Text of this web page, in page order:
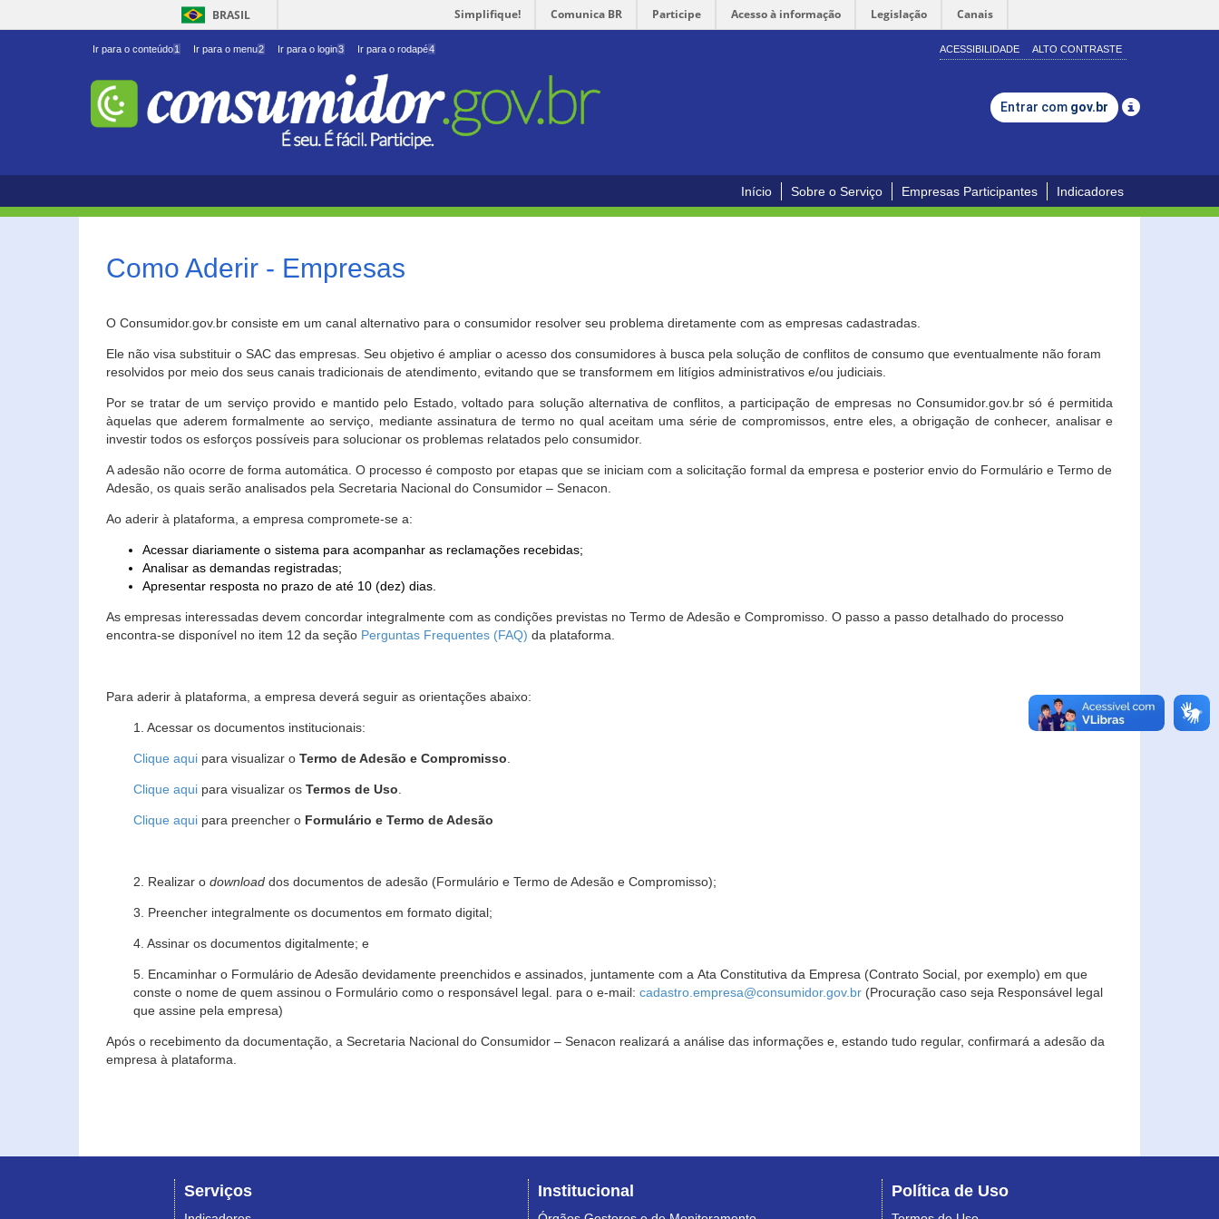
BRASIL Simplifique! Comunica BR Participe Acesso à informação Legislação Canais
Ir para o conteúdo1 Ir para o menu2 Ir para o login3 Ir para o rodapé4 ACESSIBILIDADE ALTO CONTRASTE
Entrar com gov.br
Início Sobre o Serviço Empresas Participantes Indicadores
Como Aderir - Empresas
O Consumidor.gov.br consiste em um canal alternativo para o consumidor resolver seu problema diretamente com as empresas cadastradas.
Ele não visa substituir o SAC das empresas. Seu objetivo é ampliar o acesso dos consumidores à busca pela solução de conflitos de consumo que eventualmente não foram
resolvidos por meio dos seus canais tradicionais de atendimento, evitando que se transformem em litígios administrativos e/ou judiciais.
Por se tratar de um serviço provido e mantido pelo Estado, voltado para solução alternativa de conflitos, a participação de empresas no Consumidor.gov.br só é permitida
àquelas que aderem formalmente ao serviço, mediante assinatura de termo no qual aceitam uma série de compromissos, entre eles, a obrigação de conhecer, analisar e
investir todos os esforços possíveis para solucionar os problemas relatados pelo consumidor.
A adesão não ocorre de forma automática. O processo é composto por etapas que se iniciam com a solicitação formal da empresa e posterior envio do Formulário e Termo de
Adesão, os quais serão analisados pela Secretaria Nacional do Consumidor – Senacon.
Ao aderir à plataforma, a empresa compromete-se a:
Acessar diariamente o sistema para acompanhar as reclamações recebidas;
Analisar as demandas registradas;
Apresentar resposta no prazo de até 10 (dez) dias.
As empresas interessadas devem concordar integralmente com as condições previstas no Termo de Adesão e Compromisso. O passo a passo detalhado do processo
encontra-se disponível no item 12 da seção Perguntas Frequentes (FAQ) da plataforma.
Para aderir à plataforma, a empresa deverá seguir as orientações abaixo:
1. Acessar os documentos institucionais:
Clique aqui para visualizar o Termo de Adesão e Compromisso
Clique aqui para visualizar os Termos de Uso
Clique aqui para preencher o Formulário e Termo de Adesão
2. Realizar o download dos documentos de adesão (Formulário e Termo de Adesão e Compromisso);
3. Preencher integralmente os documentos em formato digital;
4. Assinar os documentos digitalmente; e
5. Encaminhar o Formulário de Adesão devidamente preenchidos e assinados, juntamente com a Ata Constitutiva da Empresa (Contrato Social, por exemplo) em que
conste o nome de quem assinou o Formulário como o responsável legal. para o e-mail: cadastro.empresa@consumidor.gov.br (Procuração caso seja Responsável legal
que assine pela empresa)
Após o recebimento da documentação, a Secretaria Nacional do Consumidor – Senacon realizará a análise das informações e, estando tudo regular, confirmará a adesão da
empresa à plataforma.
Serviços Institucional Política de Uso